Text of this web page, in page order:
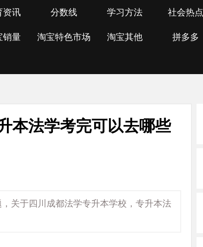
资讯 分数线 学习方法 社会热点
销量 淘宝特色市场 淘宝其他 拼多多
本法学考完可以去哪些
关于四川成都法学专升本学校，专升本法